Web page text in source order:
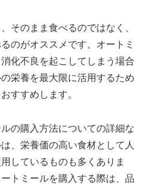
そのまま食べるのではなく、
のがオススメです。オートミ
化不良を起こしてしまう場合
栄養を最大限に活用するため
すすめします。
の購入方法についての詳細な
、栄養価の高い食材として人
しているものも多くありま
トミールを購入する際は、品